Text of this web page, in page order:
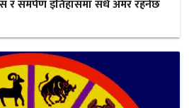
र समर्पण इतिहासमा सधैँ अमर रहनेछ